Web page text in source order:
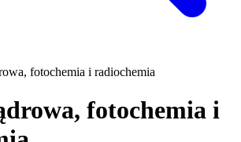
fotochemia i radiochemia
fotochemia i